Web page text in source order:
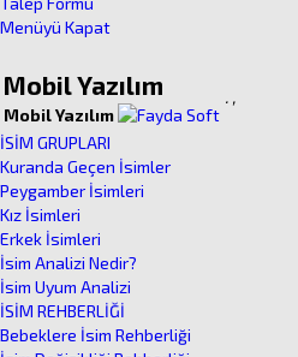
Menüyü Kapat
Mobil Yazılım
Mobil Yazılım
. ,
İSİM GRUPLARI
Kuranda Geçen İsimler
Peygamber İsimleri
Kız İsimleri
Erkek İsimleri
İsim Analizi Nedir?
İsim Uyum Analizi
İSİM REHBERLİĞİ
Bebeklere İsim Rehberliği